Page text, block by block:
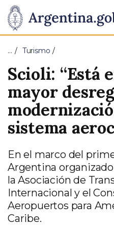
Presidencia
de
la
Nación
Pasar al contenido
… Turismo
Scioli: “Está
mayor
sistema
En el marco del
Argentina
la Asociación de
Internacional y el
Aeropuertos para
Caribe.